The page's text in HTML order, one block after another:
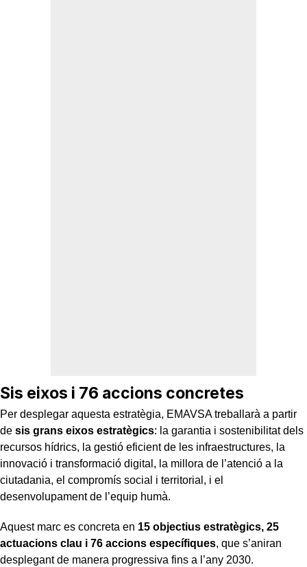
Sis eixos i 76 accions concretes
Per desplegar aquesta estratègia, EMAVSA treballarà a partir
de sis grans eixos estratègics: la garantia i sostenibilitat dels
recursos hídrics, la gestió eficient de les infraestructures, la
innovació i transformació digital, la millora de l’atenció a la
ciutadania, el compromís social i territorial, i el
desenvolupament de l’equip humà.
Aquest marc es concreta en 15 objectius estratègics, 25
actuacions clau i 76 accions específiques, que s’aniran
desplegant de manera progressiva fins a l’any 2030.